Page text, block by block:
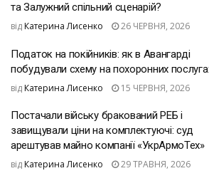
та Залужний спільний сценарій?
від Катерина Лисенко 26 ЧЕРВНЯ, 2026
Податок на покійників: як в Авангарді
побудували схему на похоронних
від Катерина Лисенко 15 ЧЕРВНЯ, 2026
Постачали війську бракований РЕБ і
завищували ціни на комплектуючі: суд
арештував майно компанії «УкрАрмоТех»
від Катерина Лисенко 29 ТРАВНЯ, 2026